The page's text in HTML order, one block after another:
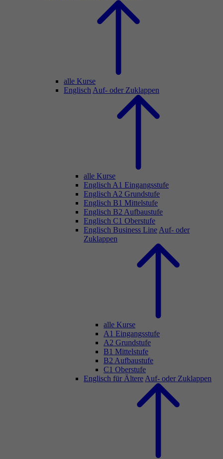
alle Kurse
Englisch Auf- oder Zuklappen
alle Kurse
Englisch A1 Eingangsstufe
Englisch A2 Grundstufe
Englisch B1 Mittelstufe
Englisch B2 Aufbaustufe
Englisch C1 Oberstufe
Englisch Business Line Auf- oder
Zuklappen
alle Kurse
A1 Eingangsstufe
A2 Grundstufe
B1 Mittelstufe
B2 Aufbaustufe
C1 Oberstufe
Englisch für Ältere Auf- oder Zuklappen